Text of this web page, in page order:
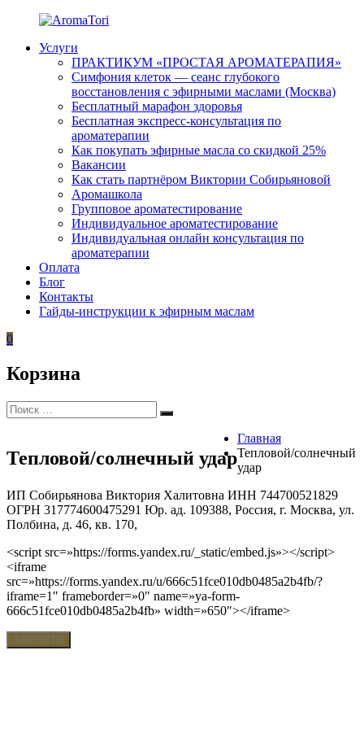
Перейти
содержимому
AromaTori
Эфирные
Услуги
ПРАКТИКУМ «ПРОСТАЯ АРОМАТЕРАПИЯ»
Симфония клеток — сеанс глубокого
восстановления с эфирными маслами (Москва)
Бесплатный марафон здоровья
Бесплатная экспресс-консультация по
ароматерапии
Как покупать эфирные масла со скидкой 25%
Вакансии
Как стать партнёром Виктории Собирьяновой
Аромашкола
Групповое ароматестирование
Индивидуальное ароматестирование
Индивидуальная онлайн консультация по
ароматерапии
Оплата
Блог
Контакты
Гайды-инструкции к эфирным маслам
0
Корзина
Искать:
Поиск
Тепловой/солнечный удар
Главная
Тепловой/солнечный
удар
ИП Собирьянова Виктория Халитовна ИНН 744700521829
ОГРН 317774600475291 Юр. ад. 109388, Россия, г. Москва, ул.
Полбина, д. 46, кв. 170,
<script src=»https://forms.yandex.ru/_static/embed.js»></script>
<iframe
src=»https://forms.yandex.ru/u/666c51fce010db0485a2b4fb/?
iframe=1″ frameborder=»0″ name=»ya-form-
666c51fce010db0485a2b4fb» width=»650″></iframe>
ЗАКРЫТЬ